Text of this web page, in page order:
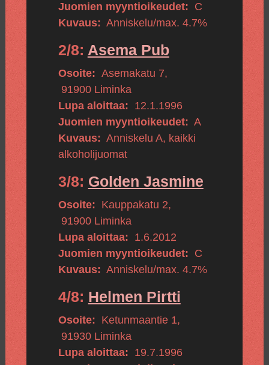
Juomien myyntioikeudet: C
Kuvaus: Anniskelu/max. 4.7%
2/8: Asema Pub
Osoite: Asemakatu 7,
91900 Liminka
Lupa aloittaa: 12.1.1996
Juomien myyntioikeudet: A
Kuvaus: Anniskelu A, kaikki
alkoholijuomat
3/8: Golden Jasmine
Osoite: Kauppakatu 2,
91900 Liminka
Lupa aloittaa: 1.6.2012
Juomien myyntioikeudet: C
Kuvaus: Anniskelu/max. 4.7%
4/8: Helmen Pirtti
Osoite: Ketunmaantie 1,
91930 Liminka
Lupa aloittaa: 19.7.1996